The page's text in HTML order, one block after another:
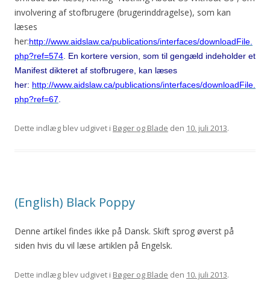
involvering af stofbrugere (brugerinddragelse), som kan
læses
her:http://www.aidslaw.ca/publications/interfaces/downloadFile.
php?ref=574 . En kortere version, som til gengæld indeholder et
Manifest dikteret af stofbrugere, kan læses
her: http://www.aidslaw.ca/publications/interfaces/downloadFile.
php?ref=67
Dette indlæg blev udgivet i Bøger og Blade den 10. juli 2013.
(English) Black Poppy
Denne artikel findes ikke på Dansk. Skift sprog øverst på
siden hvis du vil læse artiklen på Engelsk.
Dette indlæg blev udgivet i Bøger og Blade den 10. juli 2013.